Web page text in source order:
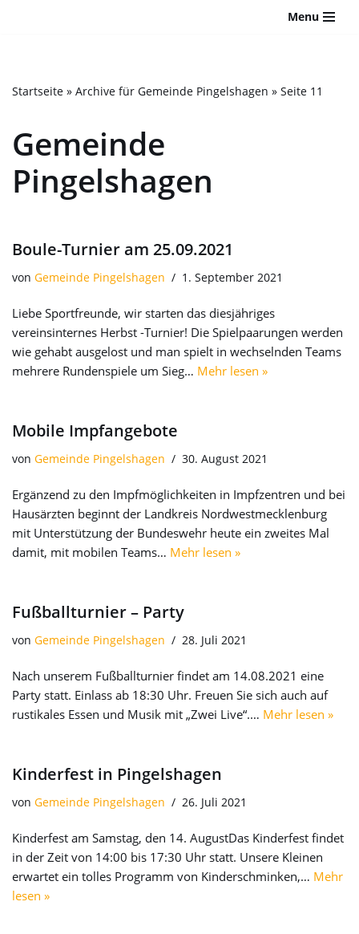
Website
Barrierefreiheitssystem.
Menu
Startseite » Archive für Gemeinde Pingelshagen » Seite 11
Gemeinde
Pingelshagen
Boule-Turnier am 25.09.2021
von Gemeinde Pingelshagen 1. September 2021
Liebe Sportfreunde, wir starten das diesjähriges
vereinsinternes Herbst -Turnier! Die Spielpaarungen werden
wie gehabt ausgelost und man spielt in wechselnden Teams
mehrere Rundenspiele um Sieg… Mehr lesen »
Mobile Impfangebote
von Gemeinde Pingelshagen 30. August 2021
Ergänzend zu den Impfmöglichkeiten in Impfzentren und bei
Hausärzten beginnt der Landkreis Nordwestmecklenburg
mit Unterstützung der Bundeswehr heute ein zweites Mal
damit, mit mobilen Teams… Mehr lesen »
Fußballturnier – Party
von Gemeinde Pingelshagen 28. Juli 2021
Nach unserem Fußballturnier findet am 14.08.2021 eine
Party statt. Einlass ab 18:30 Uhr. Freuen Sie sich auch auf
rustikales Essen und Musik mit „Zwei Live“.… Mehr lesen »
Kinderfest in Pingelshagen
von Gemeinde Pingelshagen 26. Juli 2021
Kinderfest am Samstag, den 14. AugustDas Kinderfest findet
in der Zeit von 14:00 bis 17:30 Uhr statt. Unsere Kleinen
erwartet ein tolles Programm von Kinderschminken,… Mehr
lesen »